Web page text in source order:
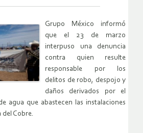
Grupo México informó
que el 23 de marzo
interpuso una denuncia
contra quien resulte
responsable por los
delitos de robo, despojo y
daños derivados por el
agua que abastecen las instalaciones
del Cobre.